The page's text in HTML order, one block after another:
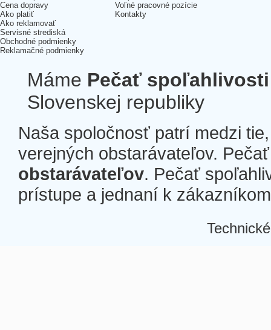
Cena dopravy
Ako platiť
Ako reklamovať
Servisné strediská
Obchodné podmienky
Reklamačné podmienky
Voľné pracovné pozície
Kontakty
Máme Pečať spoľahlivosti
Slovenskej republiky
Naša spoločnosť patrí medzi
verejných obstarávateľov.
obstarávateľov. Pečať
prístupe a jednaní k